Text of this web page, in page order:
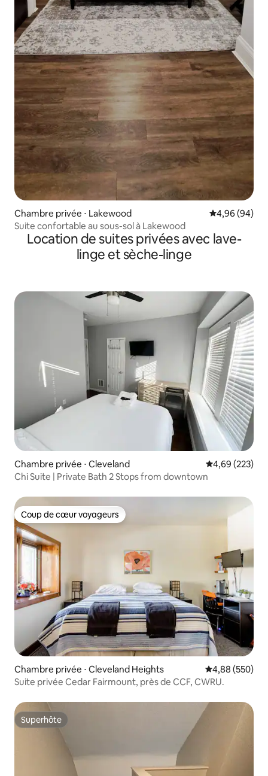
Chambre privée ⋅ Lakewood Évaluation
4,96 (94)
Suite confortable au sous-sol à Lakewood
Location de suites privées avec lave-
linge et sèche-linge
Chambre privée ⋅ Cleveland Évaluation
4,69 (223)
Chi Suite | Private Bath 2 Stops from downtown
Coup de cœur voyageurs
Coup de cœur voyageurs
Chambre privée ⋅ Cleveland Heights Évaluation
4,88 (550)
Suite privée Cedar Fairmount, près de CCF, CWRU.
Superhôte
Superhôte